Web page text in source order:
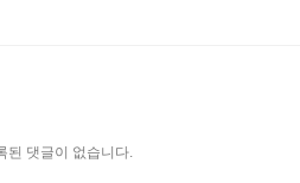
된 댓글이 없습니다.